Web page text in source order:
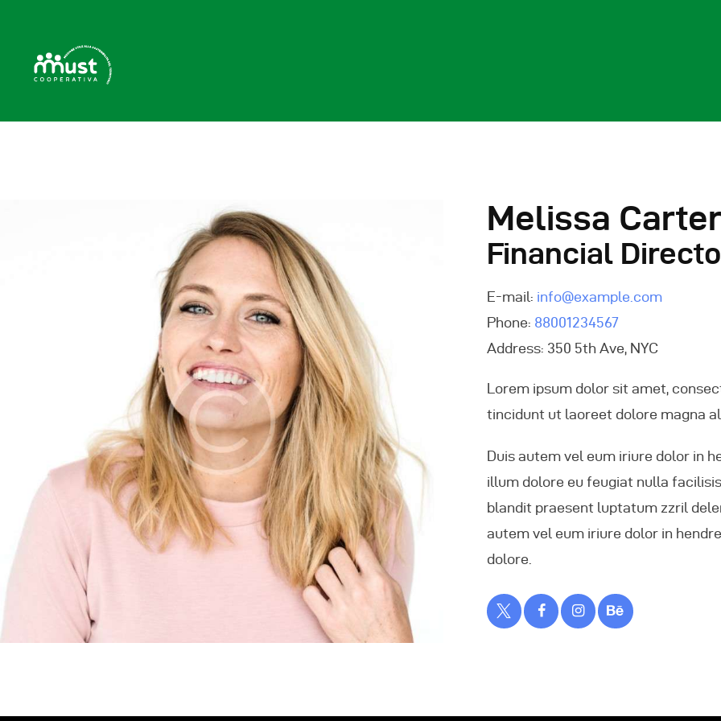
Progetti
Contatti
Melissa Carter
Financial
E-mail: info@example.com
Phone: 88001234567
Address: 350 5th Ave, NYC
Lorem ipsum dolor sit amet,
tincidunt ut laoreet dolore magna
Duis autem vel eum iriure dolor in
illum dolore eu feugiat nulla
blandit praesent luptatum zzril
autem vel eum iriure dolor in
dolore.